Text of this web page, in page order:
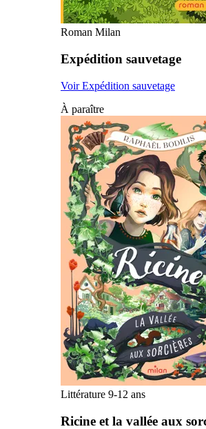
Roman Milan
Expédition sauvetage
Voir Expédition sauvetage
À paraître
Littérature 9-12 ans
Ricine et la vallée aux